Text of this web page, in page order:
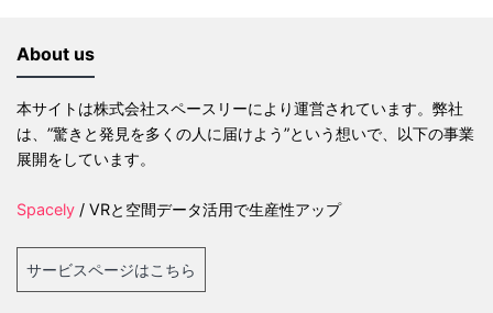
About us
本サイトは株式会社スペースリーにより運営されています。弊社
は、”驚きと発見を多くの人に届けよう”という想いで、以下の事業
展開をしています。
Spacely / VRと空間データ活用で生産性アップ
サービスページはこちら